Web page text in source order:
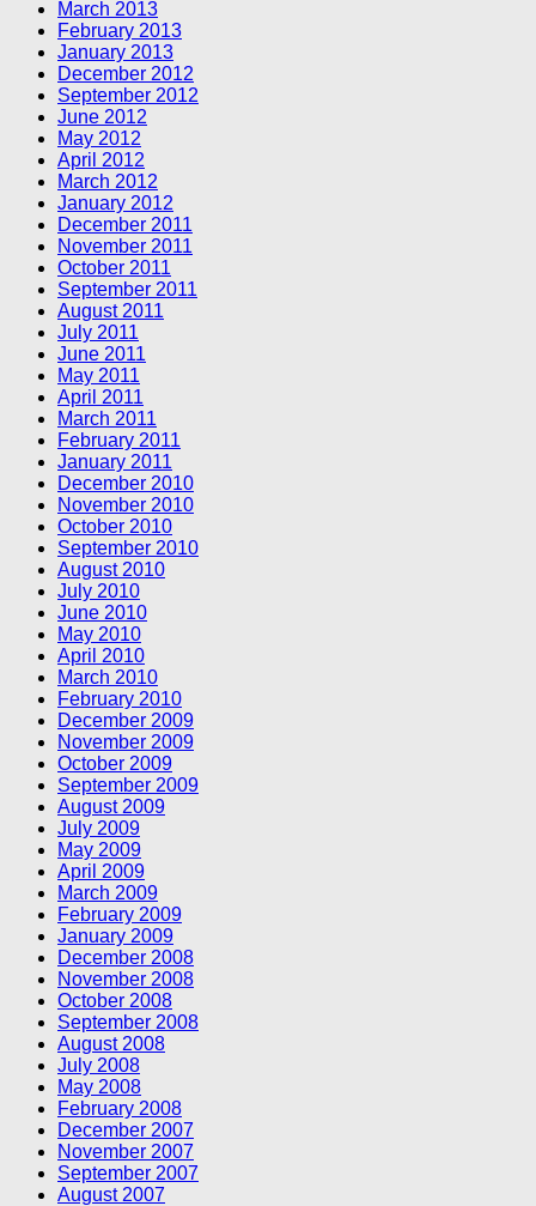
March 2013
February 2013
January 2013
December 2012
September 2012
June 2012
May 2012
April 2012
March 2012
January 2012
December 2011
November 2011
October 2011
September 2011
August 2011
July 2011
June 2011
May 2011
April 2011
March 2011
February 2011
January 2011
December 2010
November 2010
October 2010
September 2010
August 2010
July 2010
June 2010
May 2010
April 2010
March 2010
February 2010
December 2009
November 2009
October 2009
September 2009
August 2009
July 2009
May 2009
April 2009
March 2009
February 2009
January 2009
December 2008
November 2008
October 2008
September 2008
August 2008
July 2008
May 2008
February 2008
December 2007
November 2007
September 2007
August 2007